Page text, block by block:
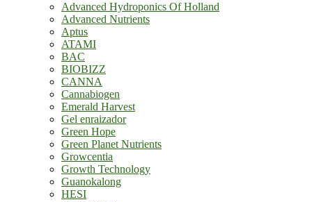
Advanced Hydroponics Of Holland
Advanced Nutrients
Aptus
ATAMI
BAC
BIOBIZZ
CANNA
Cannabiogen
Emerald Harvest
Gel enraizador
Green Hope
Green Planet Nutrients
Growcentia
Growth Technology
Guanokalong
HESI